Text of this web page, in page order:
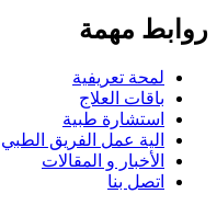
روابط مهمة
لمحة تعريفية
باقات العلاج
استشارة طبية
الية عمل الفريق الطبي
الأخبار و المقالات
اتصل بنا